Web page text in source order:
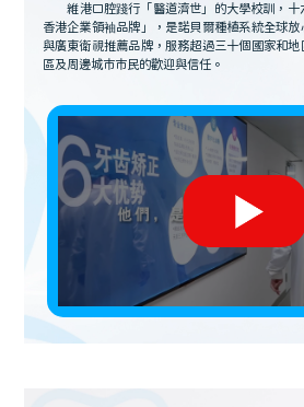
維港口腔踐行「醫道濟世」的大學校訓，十
香港企業領袖品牌」，是諾貝爾種植系統全球
與廣東衛視推薦品牌，服務超過三十個國家和
區及周邊城市市民的歡迎與信任。